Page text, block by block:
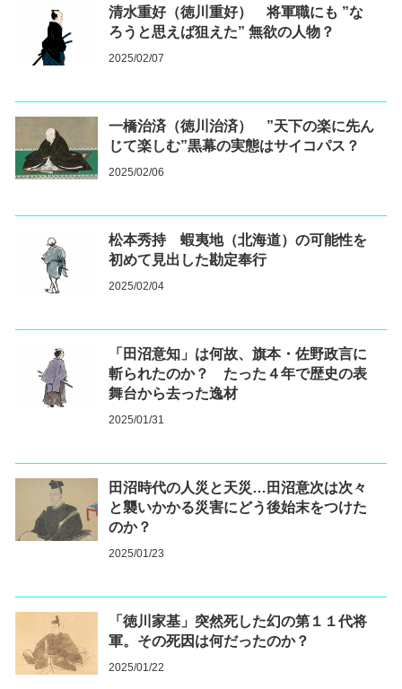
清水重好（徳川重好） 将軍職にも ”な
ろうと思えば狙えた” 無欲の人物？
2025/02/07
一橋治済（徳川治済） ”天下の楽に先ん
じて楽しむ”黒幕の実態はサイコパス？
2025/02/06
松本秀持 蝦夷地（北海道）の可能性を
初めて見出した勘定奉行
2025/02/04
「田沼意知」は何故、旗本・佐野政言に
斬られたのか？ たった４年で歴史の表
舞台から去った逸材
2025/01/31
田沼時代の人災と天災…田沼意次は次々
と襲いかかる災害にどう後始末をつけた
のか？
2025/01/23
「徳川家基」突然死した幻の第１１代将
軍。その死因は何だったのか？
2025/01/22